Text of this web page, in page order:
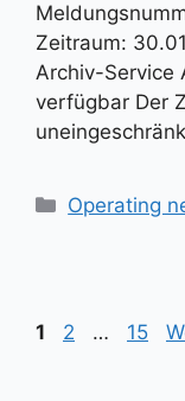
Zeitraum:
Archiv-Service
verfügbar Der
Kategorien
Operating
Seite
1 Seite
2 … Seite
15